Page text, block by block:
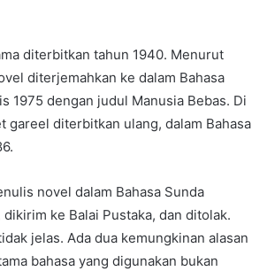
diterbitkan tahun 1940. Menurut
diterjemahkan ke dalam Bahasa
1975 dengan judul Manusia Bebas. Di
gareel diterbitkan ulang, dalam Bahasa
novel dalam Bahasa Sunda
ke Balai Pustaka, dan ditolak.
jelas. Ada dua kemungkinan alasan
bahasa yang digunakan bukan